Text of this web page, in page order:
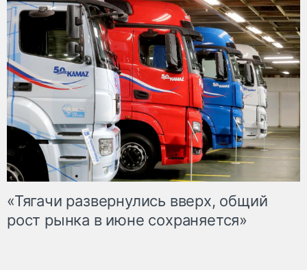
«Тягачи развернулись вверх, общий
рост рынка в июне сохраняется»